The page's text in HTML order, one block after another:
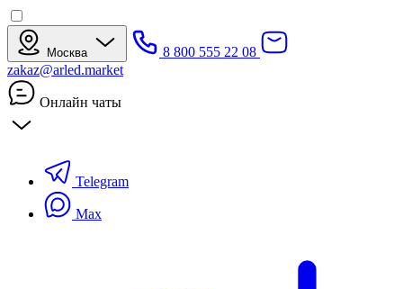
Москва
8 800 555 22 08
zakaz@arled.market
Онлайн чаты
Telegram
Max